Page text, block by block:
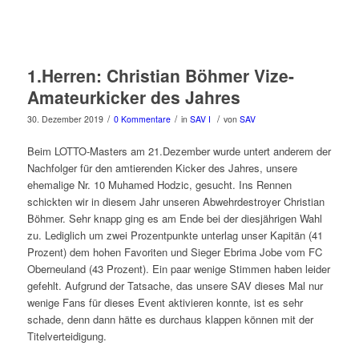
1.Herren: Christian Böhmer Vize-
Amateurkicker des Jahres
30. Dezember 2019 / 0 Kommentare / in SAV I / von SAV
Beim LOTTO-Masters am 21.Dezember wurde untert anderem der
Nachfolger für den amtierenden Kicker des Jahres, unsere
ehemalige Nr. 10 Muhamed Hodzic, gesucht. Ins Rennen
schickten wir in diesem Jahr unseren Abwehrdestroyer Christian
Böhmer. Sehr knapp ging es am Ende bei der diesjährigen Wahl
zu. Lediglich um zwei Prozentpunkte unterlag unser Kapitän (41
Prozent) dem hohen Favoriten und Sieger Ebrima Jobe vom FC
Oberneuland (43 Prozent). Ein paar wenige Stimmen haben leider
gefehlt. Aufgrund der Tatsache, das unsere SAV dieses Mal nur
wenige Fans für dieses Event aktivieren konnte, ist es sehr
schade, denn dann hätte es durchaus klappen können mit der
Titelverteidigung.